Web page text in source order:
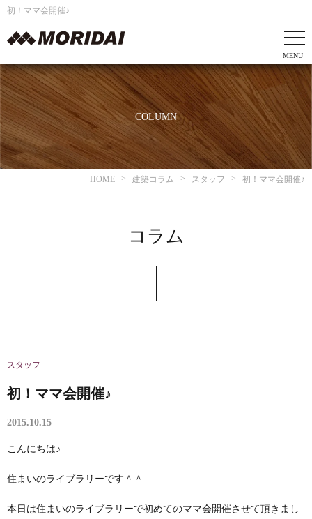
初！ママ会開催♪
COLUMN
HOME 建築コラム スタッフ 初！ママ会開催♪
コラム
スタッフ
初！ママ会開催♪
2015.10.15
こんにちは♪
住まいのライブラリーです＾＾
本日は住まいのライブラリーで初めてのママ会開催させて頂きまし